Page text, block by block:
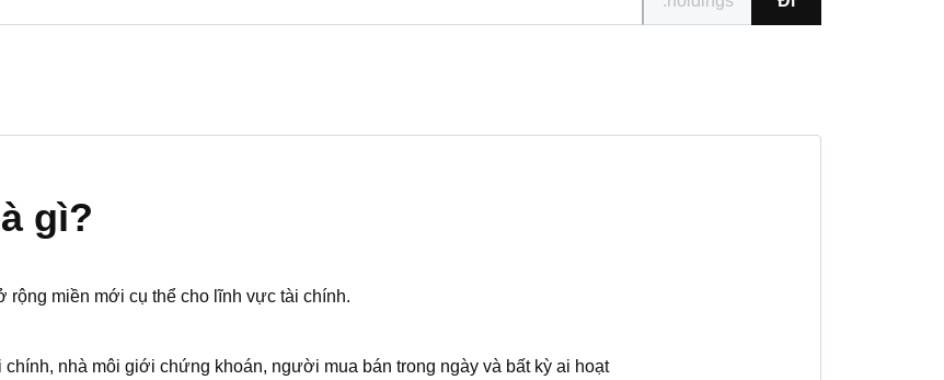
gì?
rộng miền mới cụ thể cho lĩnh vực tài chính.
nhà môi giới chứng khoán, người mua bán trong ngày và bất kỳ ai hoạt